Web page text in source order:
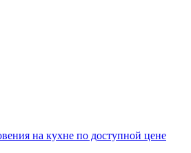
на кухне по доступной цене